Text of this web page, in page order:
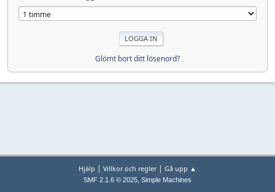
Glömt bort ditt lösenord?
Hjälp | Villkor och regler| Gå upp ▲
SMF 2.1.6 © 2025, Simple Machines